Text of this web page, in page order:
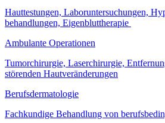
Hauttestungen, Laboruntersuchungen,
behandlungen, Eigenbluttherapie
Ambulante Operationen
Tumorchirurgie, Laserchirurgie,
störenden Hautveränderungen
Berufsdermatologie
Fachkundige Behandlung von